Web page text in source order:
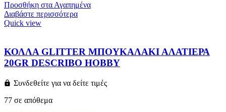
Προσθήκη στα Αγαπημένα
Διαβάστε περισσότερα
Quick view
ΚΟΛΛΑ GLITTER ΜΠΟΥΚΑΛΑΚΙ ΑΛΑΤΙΕΡΑ
20GR DESCRIBO HOBBY
Συνδεθείτε για να δείτε τιμές
77 σε απόθεμα